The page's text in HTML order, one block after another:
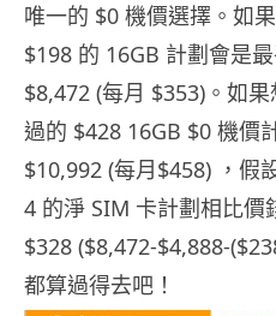
唯一的 $0 機價選擇。如
$198 的 16GB 計劃會是
$8,472 (每月 $353)。如
過的 $428 16GB $0 機價
$10,992 (每月$458) ，假
4 的淨 SIM 卡計劃相比價
$328 ($8,472-$4,888-
都算過得去吧！